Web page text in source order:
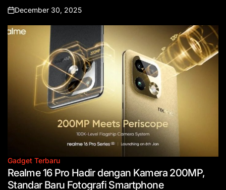
Posted
on
December 30, 2025
Posted
in
Gadget Terbaru
Realme 16 Pro Hadir dengan Kamera 200MP,
Standar Baru Fotografi Smartphone